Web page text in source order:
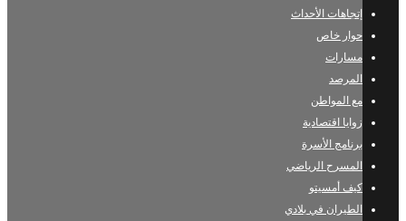
إتجاهات الأحداث
حوار خاص
مسارات
المرصد
مع المواطن
زوايا اقتصادية
برنامج الأسرة
المسرح الرياضي
كيف أمسيتو
الطيران في بلادي